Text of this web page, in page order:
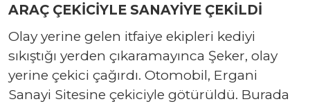
ARAÇ ÇEKİCİYLE SANAYİYE ÇEKİLDİ
Olay yerine gelen itfaiye ekipleri kediyi
sıkıştığı yerden çıkaramayınca Şeker, olay
yerine çekici çağırdı. Otomobil, Ergani
Sanayi Sitesine çekiciyle götürüldü. Burada